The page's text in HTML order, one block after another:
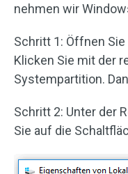
nehmen wir
Schritt 1: Öffnen
Klicken Sie mit der
Systempartition.
Schritt 2: Unter der
Sie auf die